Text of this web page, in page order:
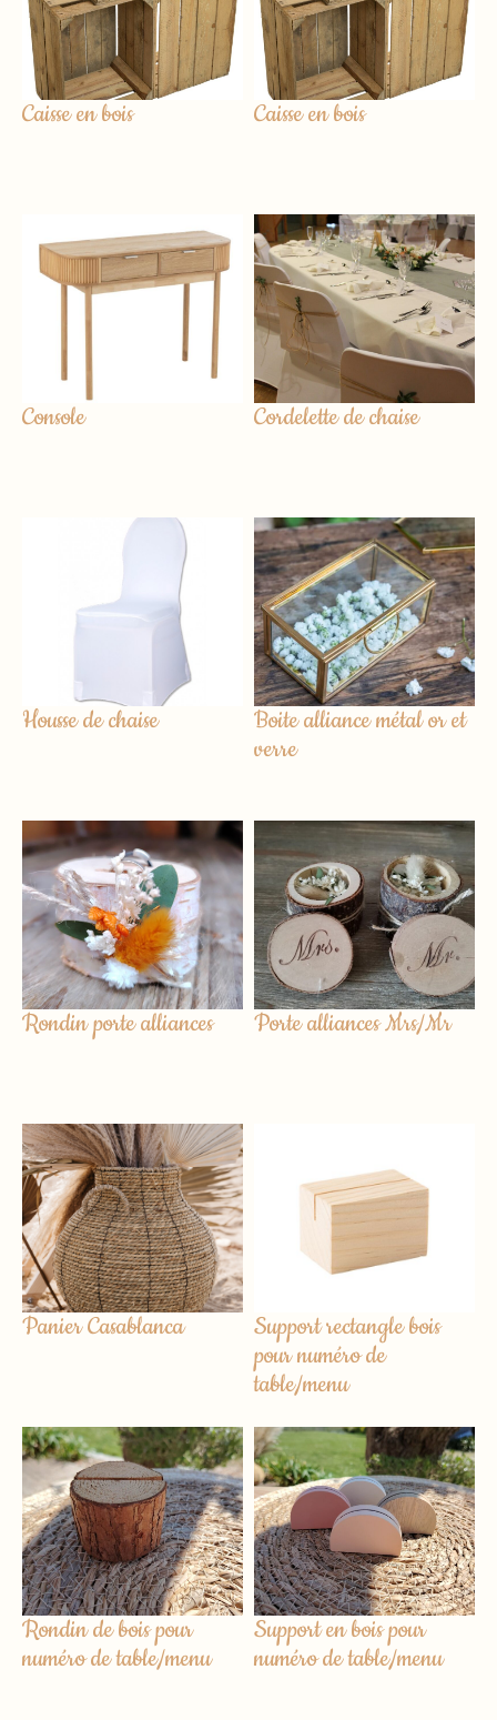
Caisse en bois Caisse en bois
Console Cordelette de chaise
Housse de chaise
Boite alliance métal or et
verre
Rondin porte alliances Porte alliances Mrs/Mr
Panier Casablanca
Support rectangle bois
pour numéro de
table/menu
Rondin de bois pour
numéro de table/menu
Support en bois pour
numéro de table/menu